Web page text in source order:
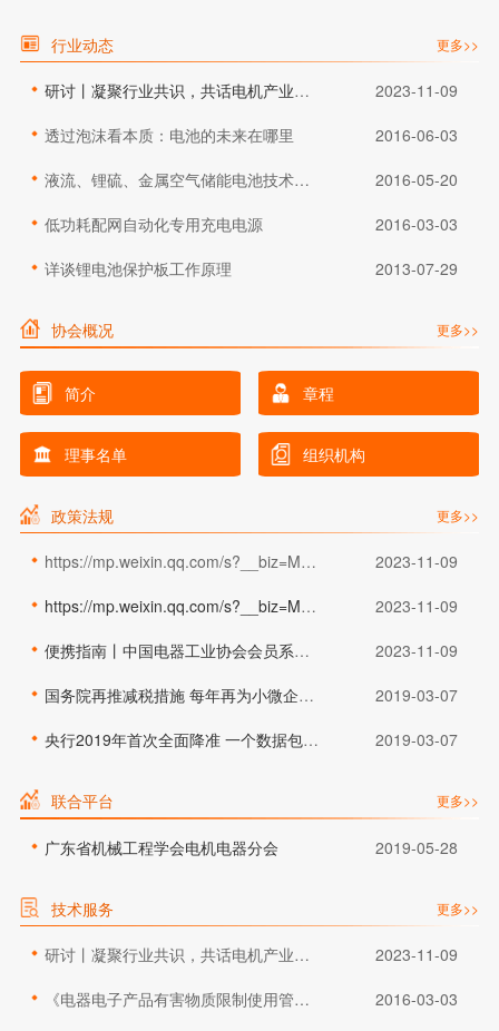
行业动态 更多>>
研讨丨凝聚行业共识，共话电机产业绿色低碳创新发展未来
2023-11-09
透过泡沫看本质：电池的未来在哪里
2016-06-03
液流、锂硫、金属空气储能电池技术大比拼
2016-05-20
低功耗配网自动化专用充电电源
2016-03-03
详谈锂电池保护板工作原理
2013-07-29
协会概况 更多>>
简介 章程
理事名单 组织机构
政策法规 更多>>
https://mp.weixin.qq.com/s?__biz=MzI5MzMzMzExNQ==&mid=2247488610&idx=1&sn=10c4ac49950ac221f1e02de004a2b41a&chksm=ec72e576db056c600325d0c796be740c1aefee42360e5be3c97322f95e0bba30e49b072a6e91&token=1181197439&lang=zh_CN#rd
2023-11-09
https://mp.weixin.qq.com/s?__biz=MzI5MzMzMzExNQ==&mid=2247488610&idx=1&sn=10c4ac49950ac221f1e02de004a2b41a&chksm=ec72e576db056c600325d0c796be740c1aefee42360e5be3c97322f95e0bba30e49b072a6e91&token=1181197439&lang=zh_CN#rd
2023-11-09
便携指南丨中国电器工业协会会员系统如何使用
2023-11-09
国务院再推减税措施 每年再为小微企业减负约2000亿
2019-03-07
央行2019年首次全面降准 一个数据包含三大利好
2019-03-07
联合平台 更多>>
广东省机械工程学会电机电器分会 2019-05-28
技术服务 更多>>
研讨丨凝聚行业共识，共话电机产业绿色低碳创新发展未来
2023-11-09
《电器电子产品有害物质限制使用管理办法》解读
2016-03-03